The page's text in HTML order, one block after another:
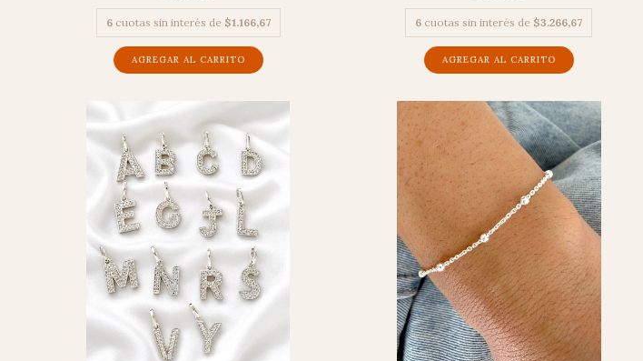
6 cuotas sin interés de $1.166,67 6 cuotas sin interés de $3.266,67